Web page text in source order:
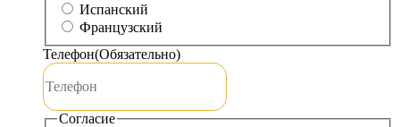
Испанский
Французский
Телефон(Обязательно)
Согласие